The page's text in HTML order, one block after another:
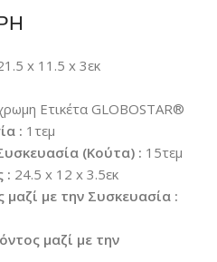
x 11.5 x 3εκ
Ετικέτα GLOBOSTAR®
: 1τεμ
(Κούτα) : 15τεμ
: 24.5 x 12 x 3.5εκ
με την Συσκευασία :
μαζί με την